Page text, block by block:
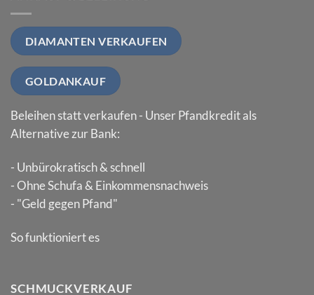
DIAMANTEN VERKAUFEN
GOLDANKAUF
Beleihen statt verkaufen - Unser Pfandkredit als
Alternative zur Bank:
- Unbürokratisch & schnell
- Ohne Schufa & Einkommensnachweis
- "Geld gegen Pfand"
So funktioniert es
SCHMUCKVERKAUF